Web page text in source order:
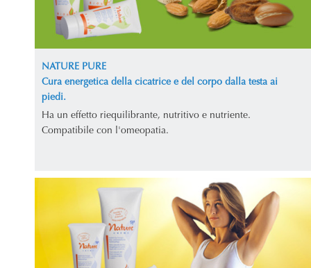
NATURE PURE
Cura energetica della cicatrice e del corpo dalla testa ai
piedi.
Ha un effetto riequilibrante, nutritivo e nutriente.
Compatibile con l'omeopatia.